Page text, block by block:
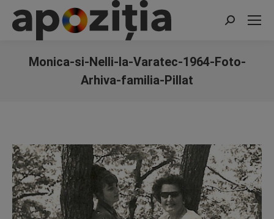
Search:
Monica-si-Nelli-la-Varatec-1964-Foto-
Arhiva-familia-Pillat